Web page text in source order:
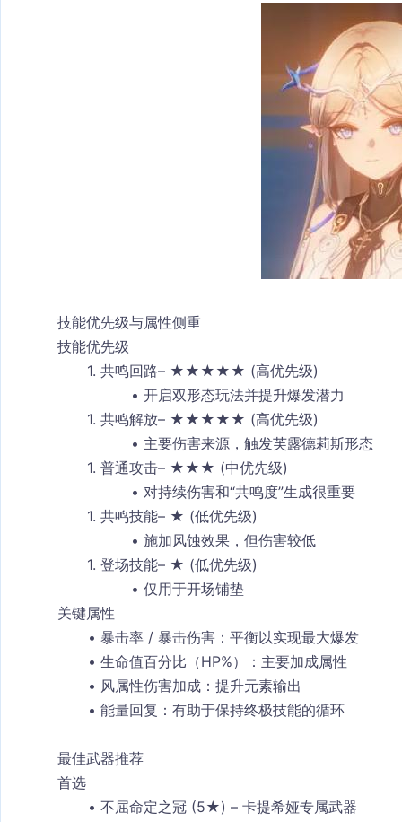
技能优先级与属性侧重
技能优先级
共鸣回路– ★★★★★ (高优先级)
开启双形态玩法并提升爆发潜力
共鸣解放– ★★★★★ (高优先级)
主要伤害来源，触发芙露德莉斯形态
普通攻击– ★★★ (中优先级)
对持续伤害和“共鸣度”生成很重要
共鸣技能– ★ (低优先级)
施加风蚀效果，但伤害较低
登场技能– ★ (低优先级)
仅用于开场铺垫
关键属性
暴击率 / 暴击伤害：平衡以实现最大爆发
生命值百分比（HP%）
：主要加成属性
风属性伤害加成：提升元素输出
能量回复 ：有助于保持终极技能的循环
最佳武器推荐
首选
不屈命定之冠 (5★) – 卡提希娅专属武器